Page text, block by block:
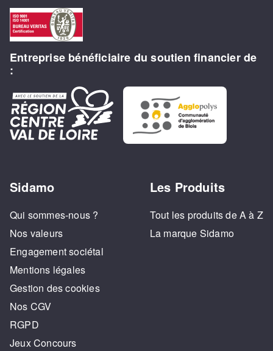
Entreprise bénéficiaire du soutien financier de
:
Sidamo
Qui sommes-nous ?
Nos valeurs
Engagement sociétal
Mentions légales
Gestion des cookies
Nos CGV
RGPD
Jeux Concours
Les Produits
Tout les produits de A à Z
La marque Sidamo